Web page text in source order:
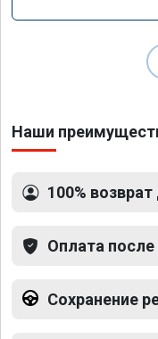
Наши
100% возврат
Оплата после
Сохранение